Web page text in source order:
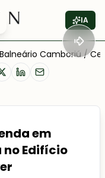
IA
Balneário Camboriú /
em
Edifício